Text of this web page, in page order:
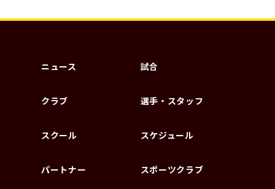
ニュース 試合
クラブ 選手・スタッフ
スクール スケジュール
パートナー スポーツクラブ